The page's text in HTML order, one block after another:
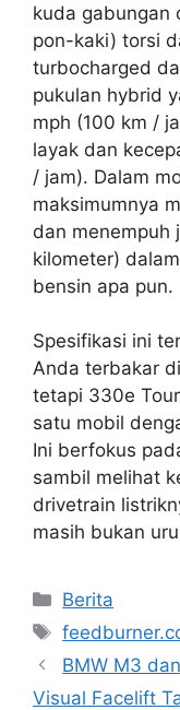
kuda
pon-kaki) torsi
turbocharged
pukulan hybrid
mph (100 km /
layak dan
/ jam). Dalam
maksimumnya
dan menempuh
kilometer)
bensin apa pun.
Spesifikasi ini
Anda terbakar
tetapi 330e
satu mobil
Ini berfokus
sambil melihat
drivetrain
masih bukan
Categories
Berita
Tags
BMW M3
Visual Facelift